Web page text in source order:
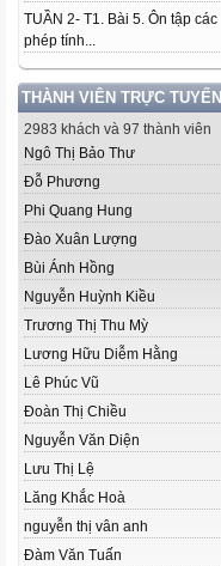
TUẦN 2- T1. Bài 5. Ôn tập các
phép tính...
THÀNH VIÊN TRỰC TUYẾN
2983 khách và 97 thành viên
Ngô Thị Bảo Thư
Đỗ Phương
Phi Quang Hung
Đào Xuân Lượng
Bùi Ánh Hồng
Nguyễn Huỳnh Kiều
Trương Thị Thu Mỳ
Lương Hữu Diễm Hằng
Lê Phúc Vũ
Đoàn Thị Chiều
Nguyễn Văn Diện
­Lưu Thị Lệ
Lăng Khắc Hoà
nguyễn thị vân anh
Đàm Văn Tuấn